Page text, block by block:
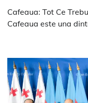
Cafeaua: Tot Ce
Cafeaua este una